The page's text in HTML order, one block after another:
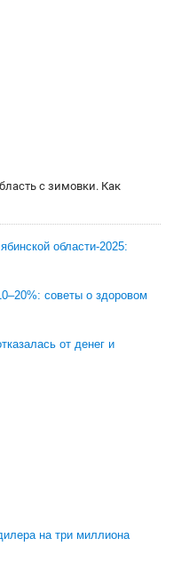
с зимовки. Как
области-2025:
советы о здоровом
от денег и
на три миллиона